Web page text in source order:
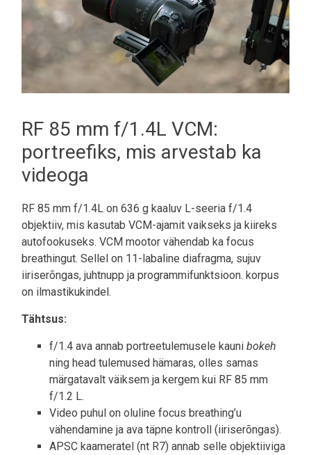
RF 85 mm f/1.4L VCM:
portreefiks, mis arvestab ka
videoga
RF 85 mm f/1.4L on 636 g kaaluv L-seeria f/1.4
objektiiv, mis kasutab VCM-ajamit vaikseks ja kiireks
autofookuseks. VCM mootor vähendab ka focus
breathingut. Sellel on 11-labaline diafragma, sujuv
iiriserõngas, juhtnupp ja programmifunktsioon. korpus
on ilmastikukindel.
Tähtsus:
f/1.4 ava annab portree­tulemusele kauni bokeh
ning head tulemused hämaras, olles samas
märgatavalt väiksem ja kergem kui RF 85 mm
f/1.2 L.
Video puhul on oluline focus breathing’u
vähendamine ja ava täpne kontroll (iiriserõngas).
APSC kaameratel (nt R7) annab selle objektiiviga